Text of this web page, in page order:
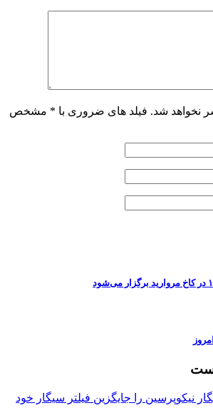
نخواهد شد. فیلد های ضروری با * مشخص